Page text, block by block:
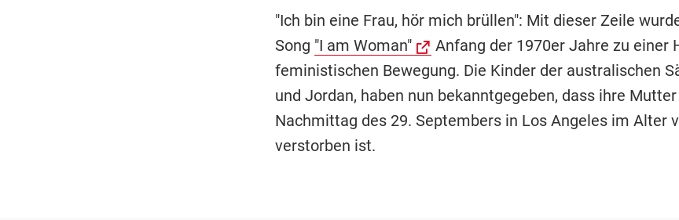
"Ich bin eine Frau, hör mich brüllen": Mit dieser Zeile
Song "I am Woman"
Anfang der 1970er Jahre zu einer
feministischen Bewegung. Die Kinder der australischen
und Jordan, haben nun bekanntgegeben, dass ihre
Nachmittag des 29. Septembers in Los Angeles im Alter
verstorben ist.